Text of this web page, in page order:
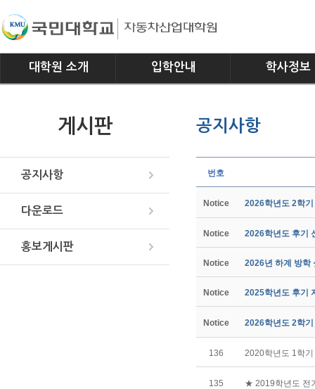
대학원 소개 입학안내 학사정보
교과과정
게시판
공지사항
다운로드
홍보게시판
공지사항
번호
Notice 2026학년도 2학
Notice 2026학년도 후기
Notice 2026년 하계 방학
Notice 2025학년도 후기
Notice 2026학년도 2학
136 2020학년도 1학
135 ★ 2019학년도 전